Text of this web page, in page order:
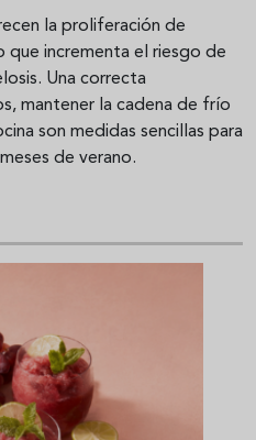
la proliferación de
que incrementa el riesgo de
Una correcta
mantener la cadena de frío
son medidas sencillas para
de verano.